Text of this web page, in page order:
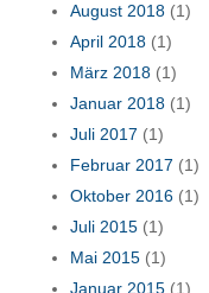
August 2018(1)
April 2018(1)
März 2018(1)
Januar 2018(1)
Juli 2017 (1)
Februar 2017 (1)
Oktober 2016(1)
Juli 2015(1)
Mai 2015(1)
Januar 2015(1)